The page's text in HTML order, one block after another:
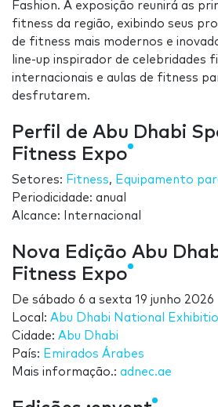
Fashion. A exposição reunirá as
fitness da região, exibindo seus
de fitness mais modernos e
line-up inspirador de celebridades
internacionais e aulas de fitness
desfrutarem.
Perfil de Abu Dhabi
Fitness Expo
Setores: Fitness, Equipamento
Periodicidade: anual
Alcance: Internacional
Nova Edição Abu
Fitness Expo
De sábado 6 a sexta 19 junho 2026
Local: Abu Dhabi National
Cidade: Abu Dhabi
País: Emirados Árabes
Mais informação.: adnec.ae